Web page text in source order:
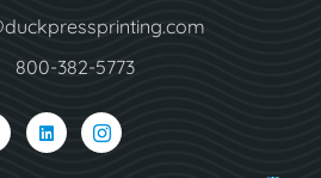
800-382-5773